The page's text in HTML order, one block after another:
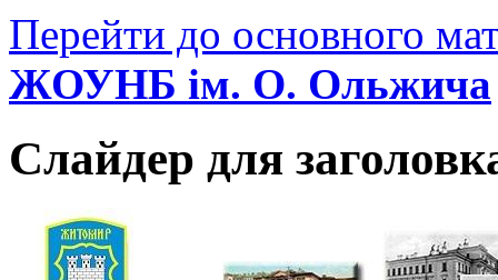
Перейти до основного
ЖОУНБ ім. О. Ольжича
Слайдер для